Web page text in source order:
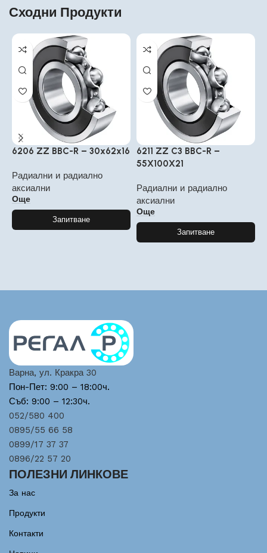
Сходни Продукти
6206 ZZ BBC-R – 30x62x16
Радиални и радиално
аксиални
Още
Запитване
6211 ZZ C3 BBC-R –
55X100X21
Радиални и радиално
аксиални
Още
Запитване
Варна, ул. Кракра 30
Пон-Пет: 9:00 – 18:00ч.
Съб: 9:00 – 12:30ч.
052/580 400
0895/55 66 58
0899/17 37 37
0896/22 57 20
ПОЛЕЗНИ ЛИНКОВЕ
За нас
Продукти
Контакти